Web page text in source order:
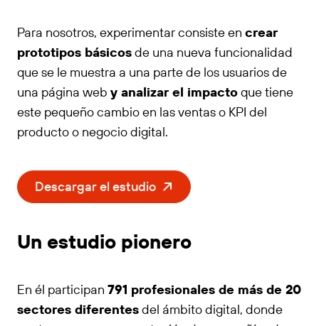
Para nosotros, experimentar consiste en crear
prototipos básicosde una nueva funcionalidad
que se le muestra a una parte de los usuarios de
una página web y analizar el impactoque tiene
este pequeño cambio en las ventas o KPI del
producto o negocio digital.
Descargar el estudio
Un estudio pionero
En él participan 791 profesionales de más de 20
sectores diferentesdel ámbito digital, donde